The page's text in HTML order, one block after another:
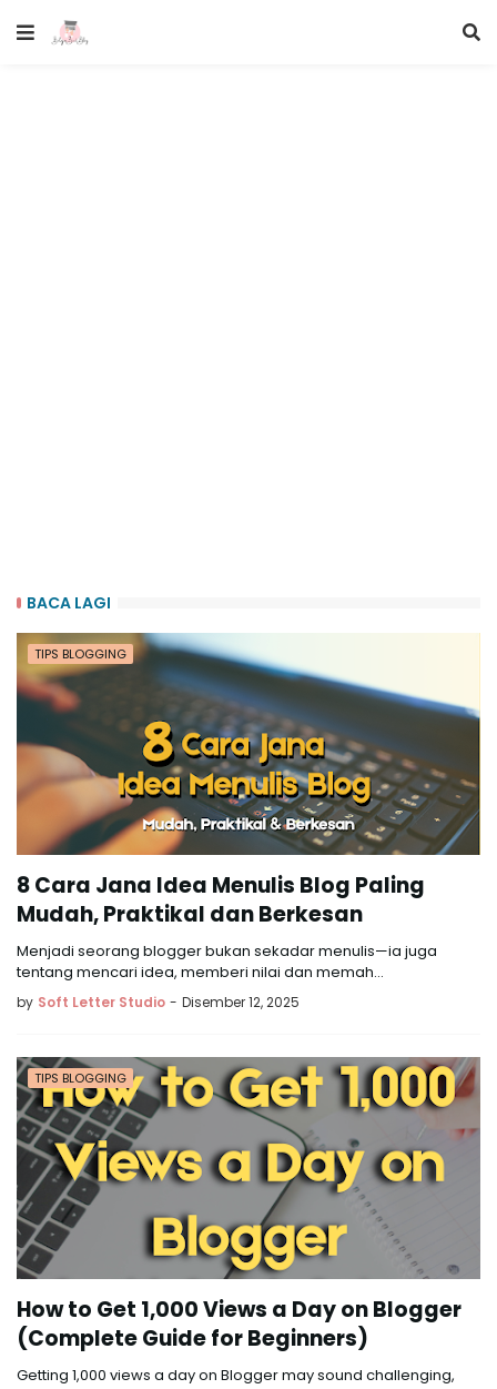
BACA LAGI
TIPS BLOGGING
8 Cara Jana Idea Menulis Blog Paling
Mudah, Praktikal dan Berkesan
Menjadi seorang blogger bukan sekadar menulis—ia juga
tentang mencari idea, memberi nilai dan memah…
by Soft Letter Studio - Disember 12, 2025
TIPS BLOGGING
How to Get 1,000 Views a Day on Blogger
(Complete Guide for Beginners)
Getting 1,000 views a day on Blogger may sound challenging,